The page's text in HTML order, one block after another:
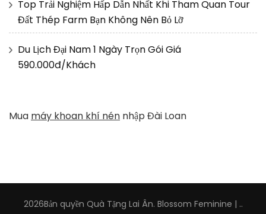
Top Trải Nghiệm Hấp Dẫn Nhất Khi Tham Quan Tour
Đất Thép Farm Bạn Không Nên Bỏ Lỡ
Du Lịch Đại Nam 1 Ngày Trọn Gói Giá
590.000đ/Khách
Mua máy khoan khí nén nhập Đài Loan
2026Bản quyền Quà Tặng Lai Ân. Blossom Feminine | ..